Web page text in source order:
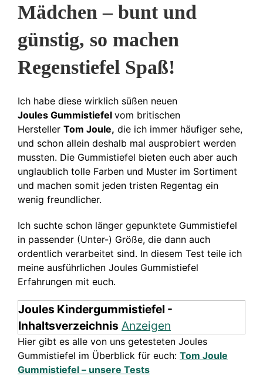
Mädchen – bunt und
günstig, so machen
Regenstiefel Spaß!
Ich habe diese wirklich süßen neuen
Joules Gummistiefel vom britischen
Hersteller Tom Joule, die ich immer häufiger sehe,
und schon allein deshalb mal ausprobiert werden
mussten. Die Gummistiefel bieten euch aber auch
unglaublich tolle Farben und Muster im Sortiment
und machen somit jeden tristen Regentag ein
wenig freundlicher.
Ich suchte schon länger gepunktete Gummistiefel
in passender (Unter-) Größe, die dann auch
ordentlich verarbeitet sind. In diesem Test teile ich
meine ausführlichen Joules Gummistiefel
Erfahrungen mit euch.
Joules Kindergummistiefel -
Inhaltsverzeichnis Anzeigen
Hier gibt es alle von uns getesteten Joules
Gummistiefel im Überblick für euch: Tom Joule
Gummistiefel – unsere Tests